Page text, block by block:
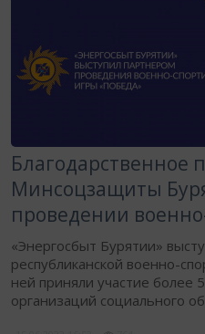
Благодарственное
Минсоцзащиты
проведении
«Энергосбыт Бурятии»
республиканской военно-
ней приняли участие более
организаций социального